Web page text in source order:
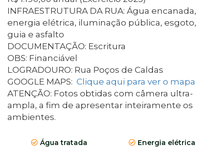
INFRAESTRUTURA DA RUA: Água encanada,
energia elétrica, iluminação pública, esgoto,
guia e asfalto
DOCUMENTAÇÃO: Escritura
OBS: Financiável
LOGRADOURO: Rua Poços de Caldas
GOOGLE MAPS: Clique aqui para ver o mapa
ATENÇÃO: Fotos obtidas com câmera ultra-
ampla, a fim de apresentar inteiramente os
ambientes.
Água tratada
Energia elétrica